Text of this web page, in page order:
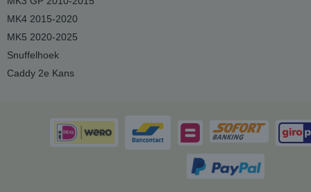
MK4 2015-2020
MK5 2020-2025
Snuffelhoek
Caddy 2e Kans